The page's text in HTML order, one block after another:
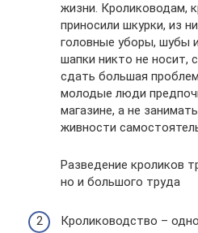
жизни. Кролиководам,
приносили шкурки, из
головные уборы, шубы
шапки никто не носит,
сдать большая
молодые люди
магазине, а не
живности
Разведение кроликов
но и большого труда
Кролиководство –